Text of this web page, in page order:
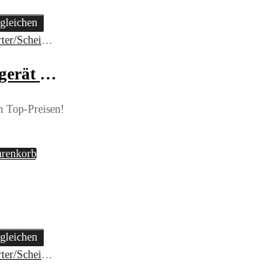
Airbag-Steuergerät – Audi A6
Top-Preisen!